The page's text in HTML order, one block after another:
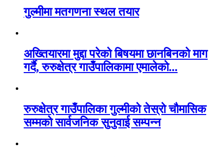
गुल्मीमा मतगणना स्थल तयार
अख्तियारमा मुद्दा परेको बिषयमा छानबिनको माग
गर्दै, रुरुक्षेत्र गाउँपालिकामा एमालेको...
रुरुक्षेत्र गाउँपालिका गुल्मीको तेस्रो चौमासिक
सम्मको सार्वजनिक सुनुवाई सम्पन्न